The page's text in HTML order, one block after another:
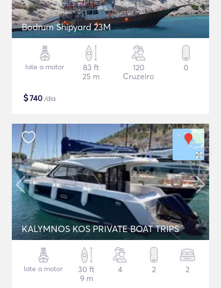
Bodrum Shipyard 23M
Iate a motor
83 ft
25 m
120
Cruzeiro
0
$740 /dia
KALYMNOS KOS PRIVATE BOAT TRIPS
Iate a motor
30 ft
9 m
4 2 2